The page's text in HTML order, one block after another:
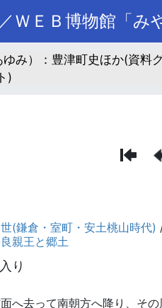
ＷＥＢ博物館「み
ゆみ）：豊津町史ほか(資料
)